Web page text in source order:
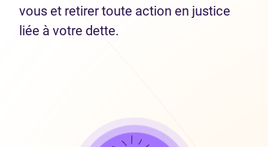
vous et retirer toute action en justice
liée à votre dette.